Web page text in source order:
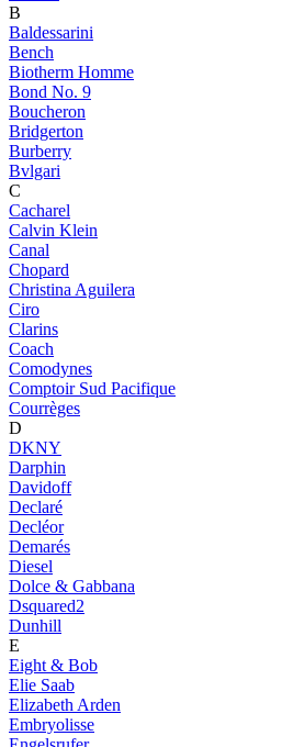
B
Baldessarini
Bench
Biotherm Homme
Bond No. 9
Boucheron
Bridgerton
Burberry
Bvlgari
C
Cacharel
Calvin Klein
Canal
Chopard
Christina Aguilera
Ciro
Clarins
Coach
Comodynes
Comptoir Sud Pacifique
Courrèges
D
DKNY
Darphin
Davidoff
Declaré
Decléor
Demarés
Diesel
Dolce & Gabbana
Dsquared2
Dunhill
E
Eight & Bob
Elie Saab
Elizabeth Arden
Embryolisse